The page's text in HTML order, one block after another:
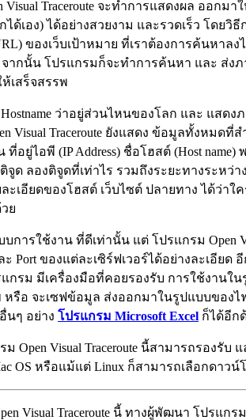
Visual Traceroute จะทำการแสดงผล ออก
ได้เอง) ได้อย่างสวยงาม และรวดเร็ว โดยวิ
ของเว็บเป้าหมาย ที่เราต้องการค้นหา
จากนั้น โปรแกรมก็จะทำการค้นหา และ ส่งภ
เสร็จสรรพ
ว่าอยู่ส่วนไหนของโลก และ แสด
Visual Traceroute ยังแสดง ข้อมูลทั้งหมดที่
ที่อยู่ไอพี (IP Address) ชื่อโฮสต์ (Host
ด ลองติจูดที่เท่าไร รวมถึงระยะทางระหว่าง
ะเอียดของโฮสต์ เว็บไซต์ ปลายทาง ได้ว่าใ
ย
การใช้งาน ที่ดีเท่านั้น แต่ โปรแกรม Open
ะ Port ของแต่ละเซิร์ฟเวอร์ได้อย่างละเอียด
แกรม มีเครื่องมือที่คอยรองรับ การใช้งานใ
รือ จะเซฟข้อมูล ส่งออกมาในรูปแบบของไ
นๆ อย่าง โปรแกรม Microsoft Excel ก็ได้อีก
Open Visual Traceroute นี้สามารถรองรั
OS หรือแม้แต่ Linux ก็สามารถเลือกดาวน์
Visual Traceroute นี้ ทางผู้พัฒนา โปรแกร